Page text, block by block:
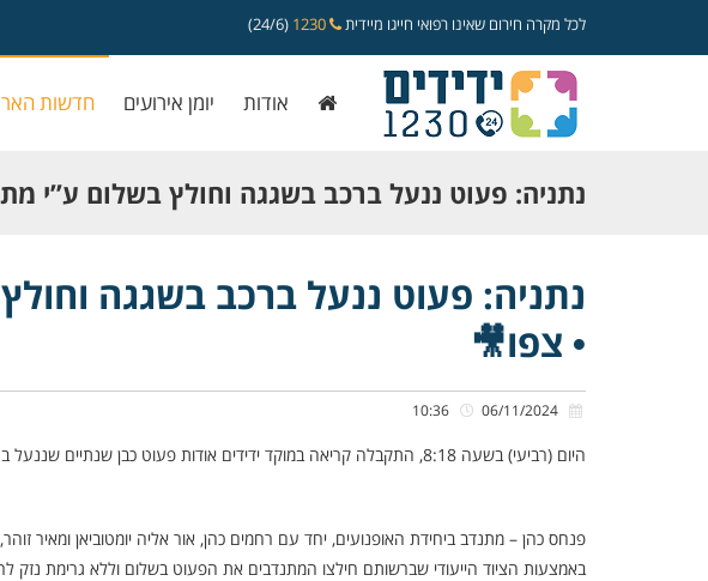
לכל מקרה חירום שאינו רפואי חייגו מיידית (24/6)
אודות יומן אירועים חדשות
נתניה: פעוט ננעל ברכב בשגגה וחולץ בשלום ע”י
ידידים • צפו🎥
נתניה: פעוט ננעל ברכב בשגגה
• צפו🎥
היום (רביעי) בשעה 8:18, התקבלה קריאה במוקד ידידים אודות פעוט כבן שנתיים שננעל ברכב בשגגה לעיני הוריו, ברחוב נורדאו בנתניה.
פנחס כהן – מתנדב ביחידת האופנועים, יחד עם רחמים כהן, אור אליה יומטוביאן ומאיר
באמצעות הציוד הייעודי שברשותם חילצו המתנדבים את הפעוט בשלום וללא גרימת נזק